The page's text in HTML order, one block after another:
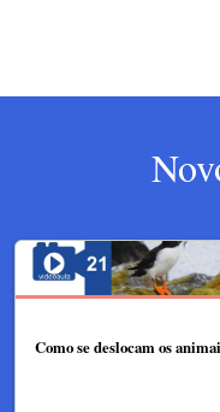
Como se deslocam os